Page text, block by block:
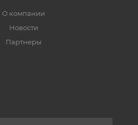
О компании
Новости
Партнеры